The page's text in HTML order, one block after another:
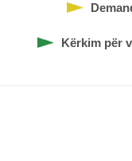
Kërkim për